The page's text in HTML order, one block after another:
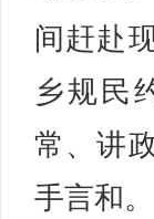
间赶赴
乡规民
常、讲
手言和。